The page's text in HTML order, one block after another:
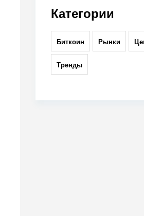
Категории
Биткоин Рынки
Тренды